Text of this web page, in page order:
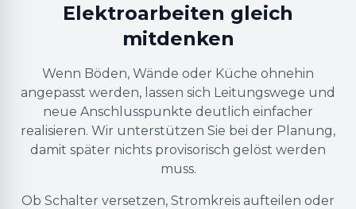
Elektroarbeiten gleich
mitdenken
Wenn Böden, Wände oder Küche ohnehin
angepasst werden, lassen sich Leitungswege und
neue Anschlusspunkte deutlich einfacher
realisieren. Wir unterstützen Sie bei der Planung,
damit später nichts provisorisch gelöst werden
muss.
Ob Schalter versetzen, Stromkreis aufteilen oder